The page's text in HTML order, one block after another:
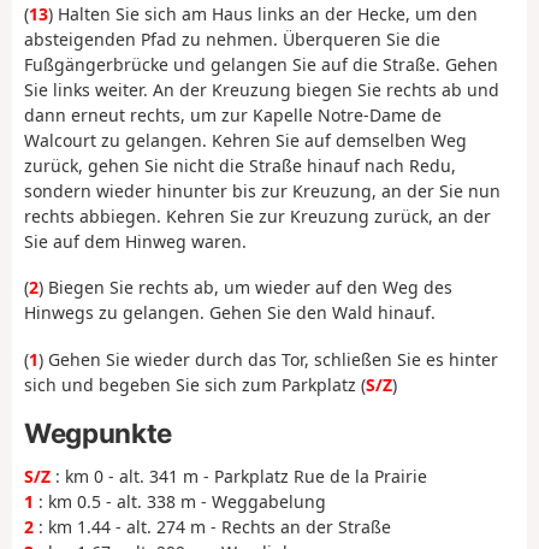
(13) Halten Sie sich am Haus links an der Hecke, um den
absteigenden Pfad zu nehmen. Überqueren Sie die
Fußgängerbrücke und gelangen Sie auf die Straße. Gehen
Sie links weiter. An der Kreuzung biegen Sie rechts ab und
dann erneut rechts, um zur Kapelle Notre-Dame de
Walcourt zu gelangen. Kehren Sie auf demselben Weg
zurück, gehen Sie nicht die Straße hinauf nach Redu,
sondern wieder hinunter bis zur Kreuzung, an der Sie nun
rechts abbiegen. Kehren Sie zur Kreuzung zurück, an der
Sie auf dem Hinweg waren.
(2) Biegen Sie rechts ab, um wieder auf den Weg des
Hinwegs zu gelangen. Gehen Sie den Wald hinauf.
(1) Gehen Sie wieder durch das Tor, schließen Sie es hinter
sich und begeben Sie sich zum Parkplatz (S/Z)
Wegpunkte
S/Z : km 0 - alt. 341 m - Parkplatz Rue de la Prairie
1 : km 0.5 - alt. 338 m - Weggabelung
2 : km 1.44 - alt. 274 m - Rechts an der Straße